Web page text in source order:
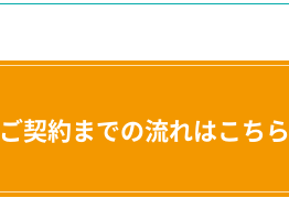
ご契約までの流れはこちら